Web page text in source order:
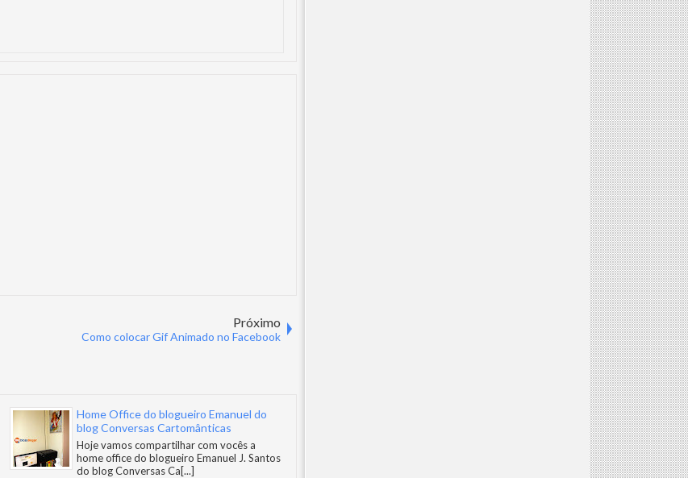
Próximo
Como colocar Gif Animado no Facebook
Home Office do blogueiro Emanuel do
blog Conversas Cartomânticas
Hoje vamos compartilhar com vocês a
home office do blogueiro Emanuel J. Santos
do blog Conversas Ca[...]